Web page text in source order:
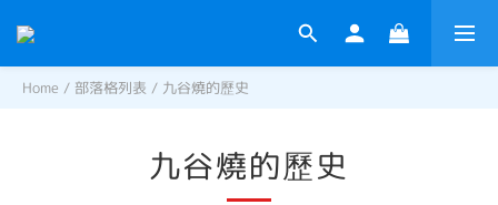
Home / 部落格列表 / 九谷燒的歷史
九谷燒的歷史